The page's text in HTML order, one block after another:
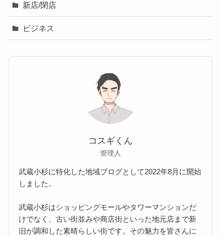
新店/閉店
ビジネス
コスギくん
管理人
武蔵小杉に特化した地域ブログとして2022年8月に開始
しました。
武蔵小杉はショッピングモールやタワーマンションだ
けでなく、古い街並みや商店街といった地元店まで新
旧が調和した素晴らしい街です。その魅力を皆さんに